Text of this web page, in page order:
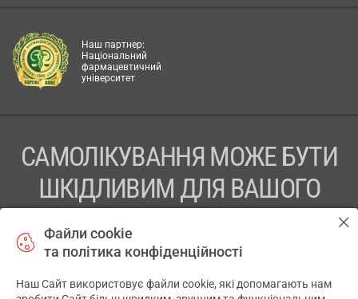
Наш партнер:
Національний
фармацевтичний
університет
САМОЛІКУВАННЯ МОЖЕ БУТИ
ШКІДЛИВИМ ДЛЯ ВАШОГО
ПЕРЕД ЗАСТОСУВАННЯМ ПРЕПАРАТУ ПРОКОНСУЛЬТУЙТЕСЬ
Файли cookie
та політика конфіденційності
Наш Сайт використовує файли cookie, які допомагають нам
✕